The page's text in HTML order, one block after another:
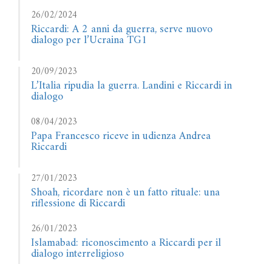
26/02/2024
Riccardi: A 2 anni da guerra, serve nuovo
dialogo per l’Ucraina TG1
20/09/2023
L’Italia ripudia la guerra. Landini e Riccardi in
dialogo
08/04/2023
Papa Francesco riceve in udienza Andrea
Riccardi
27/01/2023
Shoah, ricordare non è un fatto rituale: una
riflessione di Riccardi
26/01/2023
Islamabad: riconoscimento a Riccardi per il
dialogo interreligioso